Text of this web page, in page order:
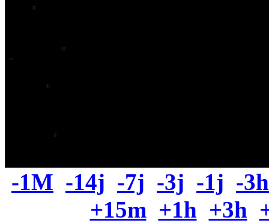
-1M -14j -7j -3j -1j -3h
+15m +1h +3h